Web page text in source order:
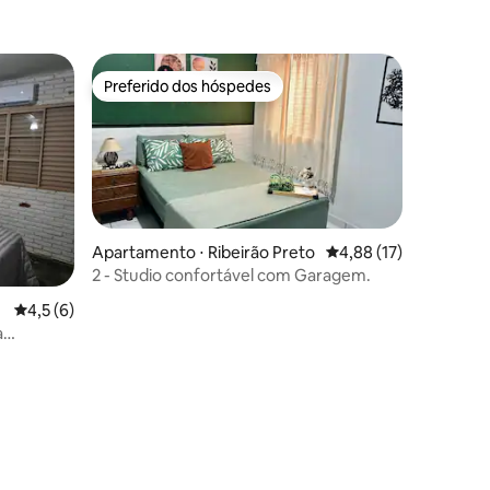
4,5 de uma avaliação média de 5, 6 avaliações
4,5 (6)
Preferido dos hóspedes
Preferido dos hóspedes
Apartamento ⋅ Ribeirão Preto 4,88 de uma
4,88 (17)
2 - Studio confortável com Garagem.